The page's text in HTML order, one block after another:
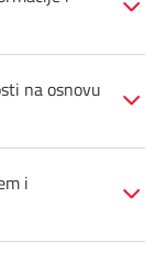
na osnovu
i